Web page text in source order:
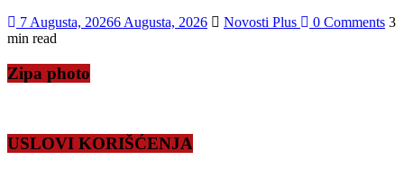
7 Augusta, 20266 Augusta, 2026 Novosti Plus 0 Comments 3
min read
Zipa photo
USLOVI KORIŠĆENJA